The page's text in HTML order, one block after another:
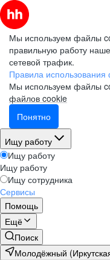
Мы используем файлы
правильную работу
сетевой трафик.
Правила
Мы используем файлы
файлов cookie
Понятно
Ищу работу
Ищу работу
Ищу работу
Ищу сотрудника
Сервисы
Помощь
Ещё
Поиск
Молодёжный